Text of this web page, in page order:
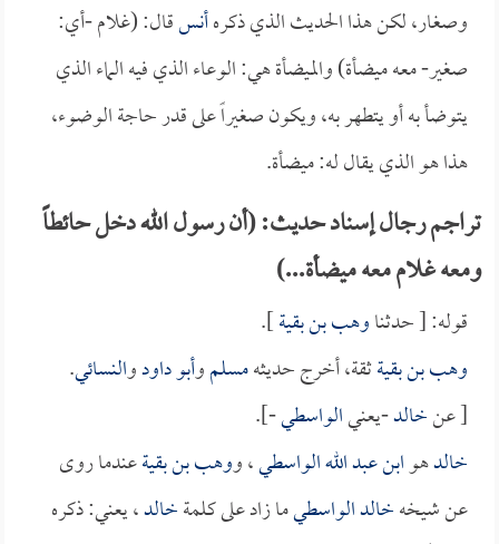
وصغار، لكن هذا الحديث الذي ذكرهأنسقال: (غلام -أي:
صغير- معه ميضأة) والميضأة هي: الوعاء الذي فيه الماء الذي
يتوضأ به أو يتطهر به، ويكون صغيراً على قدر حاجة الوضوء،
هذا هو الذي يقال له: ميضأة.
تراجم رجال إسناد حديث: (أن رسول الله دخل حائطاً
ومعه غلام معه ميضأة...)
قوله: [ حدثناوهب بن بقية].
وهب بن بقيةثقة، أخرج حديثهمسلموأبو داودوالنسائي.
[ عنخالد-يعنيالواسطي-].
خالدهوابن عبد الله الواسطي، ووهب بن بقيةعندما روى
عن شيخهخالد الواسطيما زاد على كلمةخالد، يعني: ذكره